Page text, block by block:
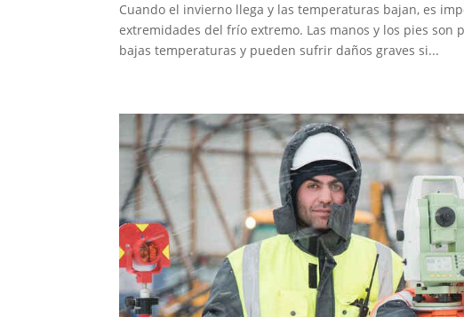
Cuando el invierno llega y las temperaturas bajan, es
extremidades del frío extremo. Las manos y los pies
bajas temperaturas y pueden sufrir daños graves si...